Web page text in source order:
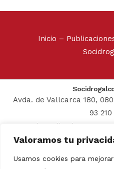
Valoramos tu
Usamos cookies para
Inicio –
Avda. de Vallcarca 180,
93
Web realizada por:
Aviso Legal–